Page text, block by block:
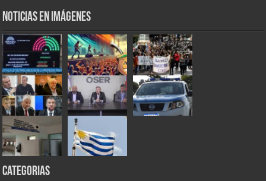
Noticias en Imágenes
Categorias